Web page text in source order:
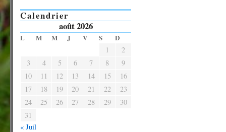
Calendrier
août 2026
L M M J V S D
1
2
3
4 5 6 7 8
9
10
11 12 13 14 15
16
17
18 19 20 21 22
23
24
25 26 27 28 29
30
31
« Juil